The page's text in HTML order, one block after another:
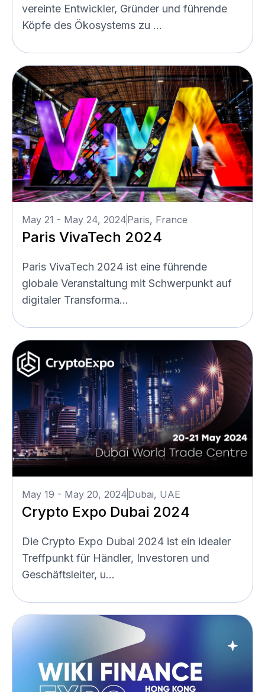
vereinte Entwickler, Gründer und führende
Köpfe des Ökosystems zu ...
May 21 - May 24, 2024Paris, France
Paris VivaTech 2024
Paris VivaTech 2024 ist eine führende
globale Veranstaltung mit Schwerpunkt auf
digitaler Transforma...
May 19 - May 20, 2024Dubai, UAE
Crypto Expo Dubai 2024
Die Crypto Expo Dubai 2024 ist ein idealer
Treffpunkt für Händler, Investoren und
Geschäftsleiter, u...